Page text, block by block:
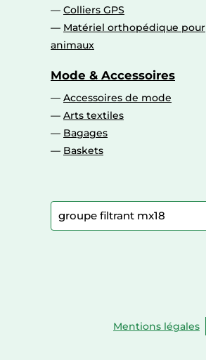
Colliers GPS
Matériel orthopédique pour
animaux
Mode & Accessoires
Accessoires de mode
Arts textiles
Bagages
Baskets
Mentions légales